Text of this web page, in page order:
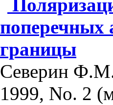
поперечных
границы
Северин
1999, No. 2